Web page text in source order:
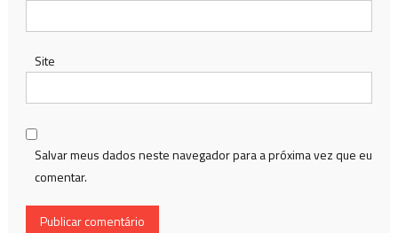
Site
Salvar meus dados neste navegador para a próxima vez que eu
comentar.